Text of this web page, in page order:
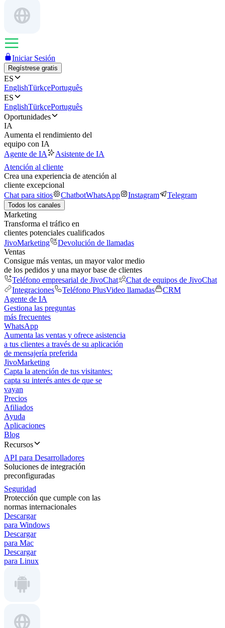
Iniciar Sesión
Regístrese gratis
ES
EnglishTürkçePortuguês
ES
EnglishTürkçePortuguês
Oportunidades
IA
Aumenta el rendimiento del
equipo con IA
Agente de IA
Asistente de IA
Atención al cliente
Crea una experiencia de atención al
cliente excepcional
Chat para sitios
ChatbotWhatsApp Instagram Telegram
Todos los canales
Marketing
Transforma el tráfico en
clientes potenciales cualificados
JivoMarketing
Devolución de llamadas
Ventas
Consigue más ventas, un mayor valor medio
de los pedidos y una mayor base de clientes
Teléfono empresarial de JivoChat
Chat de equipos de JivoChat
Integraciones
Teléfono PlusVideo llamadas
CRM
Agente de IA
Gestiona las preguntas
más frecuentes
WhatsApp
Aumenta las ventas y ofrece asistencia
a tus clientes a través de su aplicación
de mensajería preferida
JivoMarketing
Capta la atención de tus visitantes:
capta su interés antes de que se
vayan
Precios
Afiliados
Ayuda
Aplicaciones
Blog
Recursos
API para Desarrolladores
Soluciones de integración
preconfiguradas
Seguridad
Protección que cumple con las
normas internacionales
Descargar
para Windows
Descargar
para Mac
Descargar
para Linux